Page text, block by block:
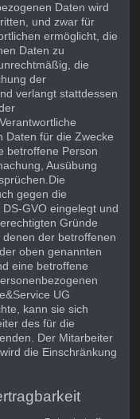
Daten wird
und zwar für
ermöglicht, die
Daten zu
die
der
verlangt stattdessen
Daten für die Zwecke
betroffene Person
Ausübung
Die
gegen die
GVO eingelegt und
Gründe
der betroffenen
oben genannten
eine betroffene
UG
kann sie sich
des für die
Der Mitarbeiter
die Einschränkung